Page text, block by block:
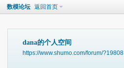
数模论坛 返回首页
dana的个人空间
https://www.shumo.com/forum/?19808